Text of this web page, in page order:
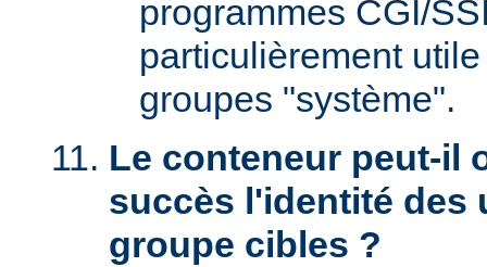
programmes CGI/
particulièrement
groupes "système".
Le conteneur peut-il
succès l'identité des
groupe cibles ?